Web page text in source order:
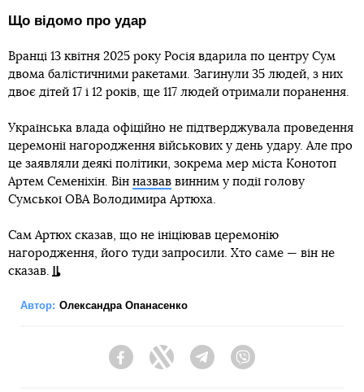
Що відомо про удар
Вранці 13 квітня 2025 року Росія вдарила по центру Сум
двома балістичними ракетами. Загинули 35 людей, з них
двоє дітей 17 і 12 років, ще 117 людей отримали поранення.
Українська влада офіційно не підтверджувала проведення
церемонії нагородження військових у день удару. Але про
це заявляли деякі політики, зокрема мер міста Конотоп
Артем Семеніхін. Він назвав винним у події голову
Сумської ОВА Володимира Артюха.
Сам Артюх сказав, що не ініціював церемонію
нагородження, його туди запросили. Хто саме — він не
сказав.
Автор: Олександра Опанасенко
FacebookTwitter Telegram